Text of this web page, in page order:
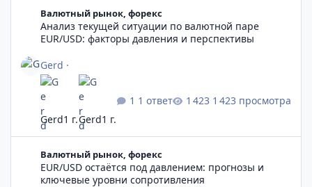
Валютный рынок, форекс
Анализ текущей ситуации по валютной паре
EUR/USD: факторы давления и перспективы
Gerd ·
1 ответ
1 423 просмотра
Gerd1 г.Gerd1 г.
Валютный рынок, форекс
EUR/USD остаётся под давлением: прогнозы и
ключевые уровни сопротивления